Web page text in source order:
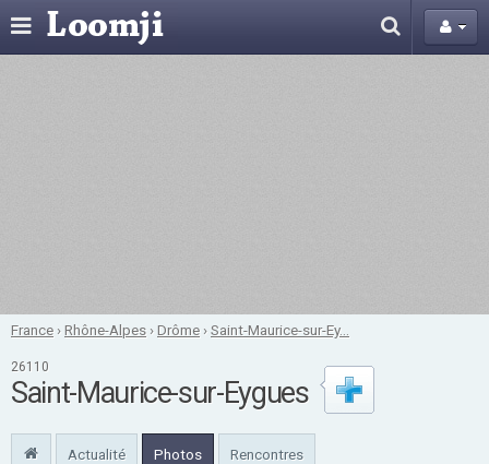
France ›Rhône-Alpes ›Drôme ›Saint-Maurice-sur-Ey...
26110
Saint-Maurice-sur-Eygues
Actualité Photos Rencontres